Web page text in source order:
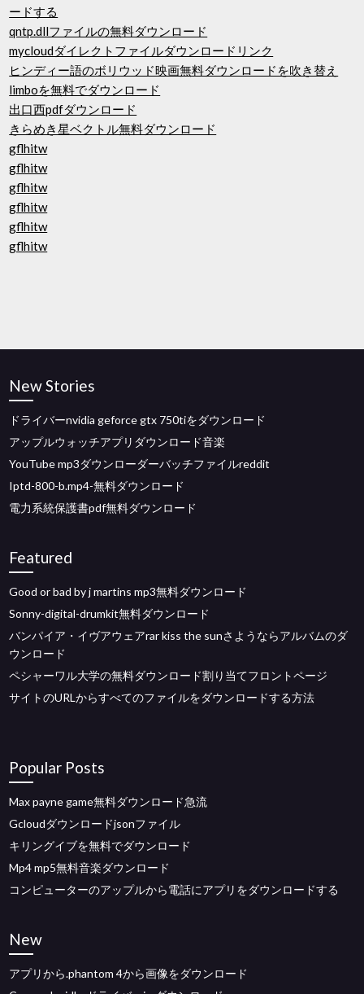
ードする
qntp.dllファイルの無料ダウンロード
mycloudダイレクトファイルダウンロードリンク
ヒンディー語のボリウッド映画無料ダウンロードを吹き替え
limboを無料でダウンロード
出口西pdfダウンロード
きらめき星ベクトル無料ダウンロード
gflhitw
gflhitw
gflhitw
gflhitw
gflhitw
gflhitw
New Stories
ドライバーnvidia geforce gtx 750tiをダウンロード
アップルウォッチアプリダウンロード音楽
YouTube mp3ダウンローダーバッチファイルreddit
Iptd-800-b.mp4-無料ダウンロード
電力系統保護書pdf無料ダウンロード
Featured
Good or bad by j martins mp3無料ダウンロード
Sonny-digital-drumkit無料ダウンロード
バンパイア・イヴアウェアrar kiss the sunさようならアルバムのダ
ウンロード
ペシャーワル大学の無料ダウンロード割り当てフロントページ
サイトのURLからすべてのファイルをダウンロードする方法
Popular Posts
Max payne game無料ダウンロード急流
Gcloudダウンロードjsonファイル
キリングイブを無料でダウンロード
Mp4 mp5無料音楽ダウンロード
コンピューターのアップルから電話にアプリをダウンロードする
New
アプリから.phantom 4から画像をダウンロード